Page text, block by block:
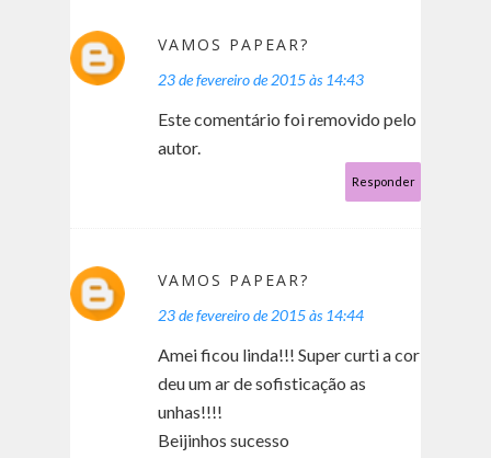
VAMOS PAPEAR?
23 de fevereiro de 2015 às 14:43
Este comentário foi removido pelo
autor.
Responder
VAMOS PAPEAR?
23 de fevereiro de 2015 às 14:44
Amei ficou linda!!! Super curti a cor
deu um ar de sofisticação as
unhas!!!!
Beijinhos sucesso